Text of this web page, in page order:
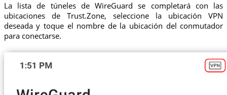
La lista de túneles de WireGuard se completará con las
ubicaciones de Trust.Zone, seleccione la ubicación VPN
deseada y toque el nombre de la ubicación del conmutador
para conectarse.